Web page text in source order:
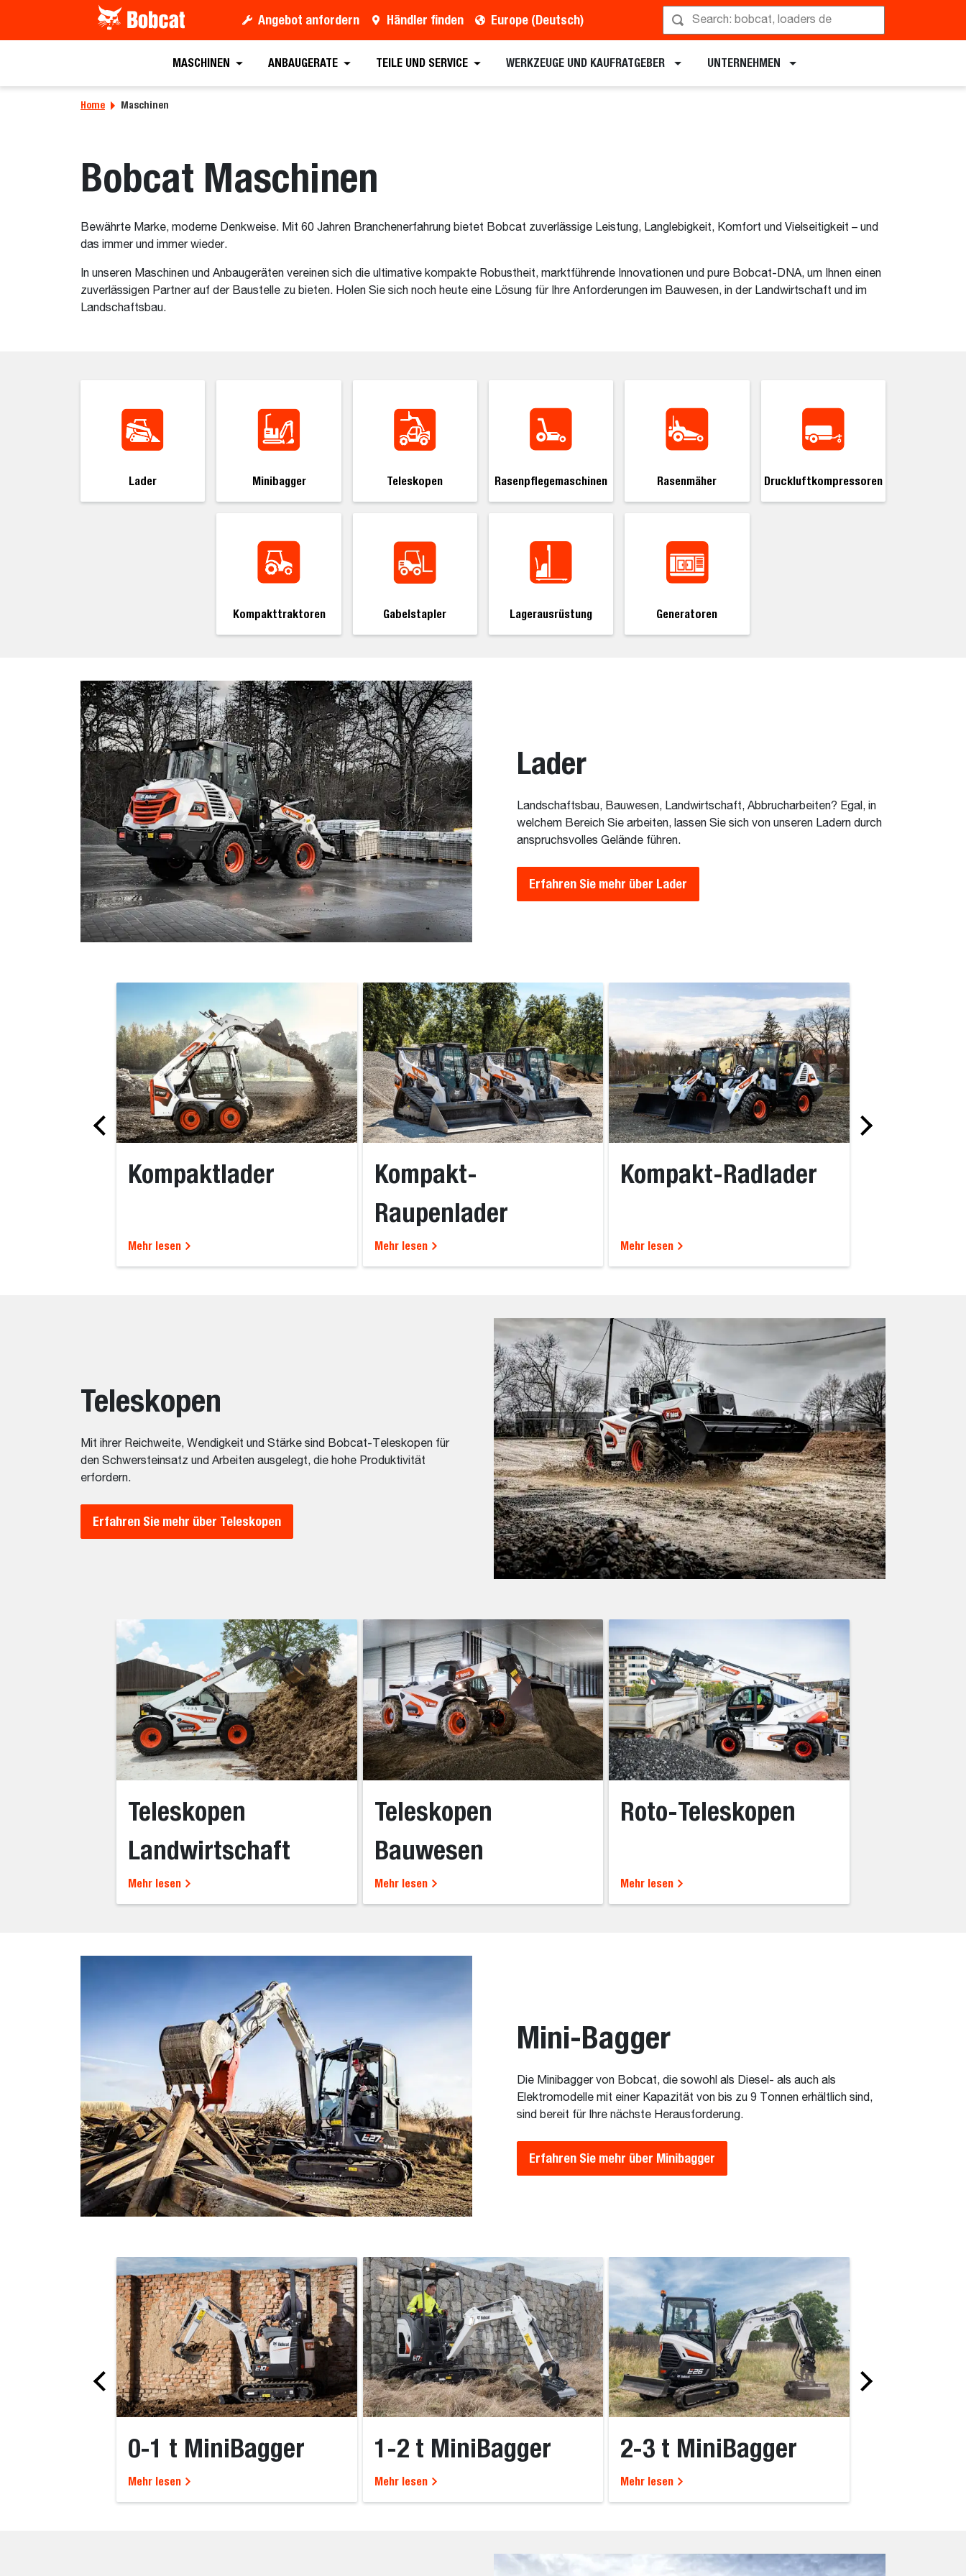
Angebot anfordern Händler finden Europe (Deutsch)
MASCHINEN ANBAUGERATE TEILE UND SERVICE WERKZEUGE UND KAUFRATGEBER UNTERNEHMEN
Home Maschinen
Bobcat Maschinen
Bewährte Marke, moderne Denkweise. Mit 60 Jahren Branchenerfahrung bietet Bobcat zuverlässige Leistung, Langlebigkeit, Komfort und Vielseitigkeit – und
das immer und immer wieder.
In unseren Maschinen und Anbaugeräten vereinen sich die ultimative kompakte Robustheit, marktführende Innovationen und pure Bobcat-DNA, um Ihnen einen
zuverlässigen Partner auf der Baustelle zu bieten. Holen Sie sich noch heute eine Lösung für Ihre Anforderungen im Bauwesen, in der Landwirtschaft und im
Landschaftsbau.
Lader Minibagger Teleskopen Rasenpflegemaschinen Rasenmäher Druckluftkompressoren
Kompakttraktoren Gabelstapler Lagerausrüstung Generatoren
Lader
Landschaftsbau, Bauwesen, Landwirtschaft, Abbrucharbeiten? Egal, in
welchem Bereich Sie arbeiten, lassen Sie sich von unseren Ladern durch
anspruchsvolles Gelände führen.
Erfahren Sie mehr über Lader
Kompaktlader
Mehr lesen
Kompakt-
Raupenlader
Mehr lesen
Kompakt-Radlader
Mehr lesen
Teleskopen
Mit ihrer Reichweite, Wendigkeit und Stärke sind Bobcat-Teleskopen für
den Schwersteinsatz und Arbeiten ausgelegt, die hohe Produktivität
erfordern.
Erfahren Sie mehr über Teleskopen
Teleskopen
Landwirtschaft
Mehr lesen
Teleskopen
Bauwesen
Mehr lesen
Roto-Teleskopen
Mehr lesen
Mini-Bagger
Die Minibagger von Bobcat, die sowohl als Diesel- als auch als
Elektromodelle mit einer Kapazität von bis zu 9 Tonnen erhältlich sind,
sind bereit für Ihre nächste Herausforderung.
Erfahren Sie mehr über Minibagger
0-1 t MiniBagger
Mehr lesen
1-2 t MiniBagger
Mehr lesen
2-3 t MiniBagger
Mehr lesen